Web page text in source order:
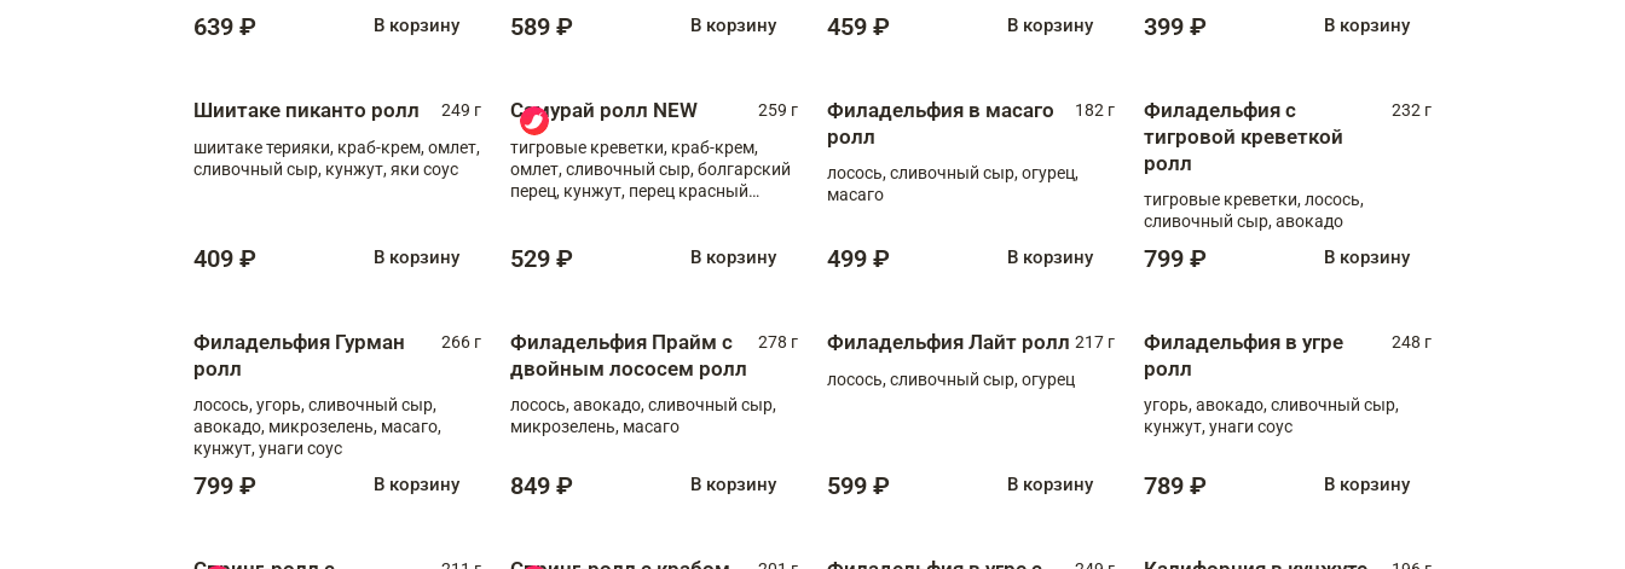
639 ₽ В корзину 589 ₽ В корзину 459 ₽ В корзину 399 ₽ В корзину
Шиитаке пиканто ролл
249 г
шиитаке терияки, краб-крем, омлет,
сливочный сыр, кунжут, яки соус
409 ₽ В корзину
Самурай ролл NEW
259 г
тигровые креветки, краб-крем,
омлет, сливочный сыр, болгарский
перец, кунжут, перец красный
529 ₽ В корзину
Филадельфия в масаго
ролл
182 г
лосось, сливочный сыр, огурец,
масаго
499 ₽ В корзину
Филадельфия с
тигровой креветкой
ролл
232 г
тигровые креветки, лосось,
сливочный сыр, авокадо
799 ₽ В корзину
Филадельфия Гурман
ролл
266 г
лосось, угорь, сливочный сыр,
авокадо, микрозелень, масаго,
кунжут, унаги соус
799 ₽ В корзину
Филадельфия Прайм с
двойным лососем ролл
278 г
лосось, авокадо, сливочный сыр,
микрозелень, масаго
849 ₽ В корзину
Филадельфия Лайт ролл 217 г
лосось, сливочный сыр, огурец
599 ₽ В корзину
Филадельфия в угре
ролл
248 г
угорь, авокадо, сливочный сыр,
кунжут, унаги соус
789 ₽ В корзину